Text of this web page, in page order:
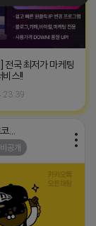
전국 최저가 마케팅
스!!
마르코스팟
비공개